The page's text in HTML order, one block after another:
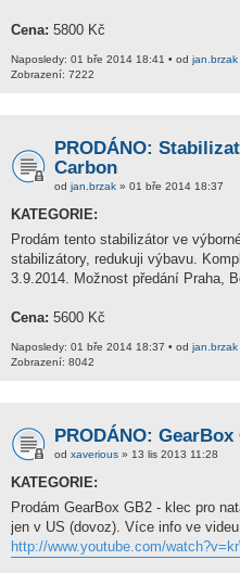
Cena: 5800 Kč
Naposledy: 01 bře 2014 18:41 • od jan.brzak
Zobrazení: 7222
PRODÁNO:
Carbon
od jan.brzak » 01 bře 2014 18:37
KATEGORIE:
Prodám tento stabilizátor ve
stabilizátory, redukuji výbavu.
3.9.2014. Možnost předání Praha,
Cena: 5600 Kč
Naposledy: 01 bře 2014 18:37 • od jan.brzak
Zobrazení: 8042
PRODÁNO: GearBox
od xaverious » 13 lis 2013 11:28
KATEGORIE:
Prodám GearBox GB2 - klec pro
jen v US (dovoz). Více info ve videu
http://www.youtube.com/